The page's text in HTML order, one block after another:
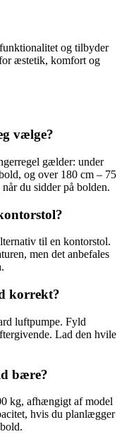
og tilbyder
æstetik, komfort og
vælge?
gælder: under
og over 180 cm – 75
du sidder på bolden.
til en kontorstol.
men det anbefales
korrekt?
luftpumpe. Fyld
Lad den hvile
bære?
kg, afhængigt af model
hvis du planlægger